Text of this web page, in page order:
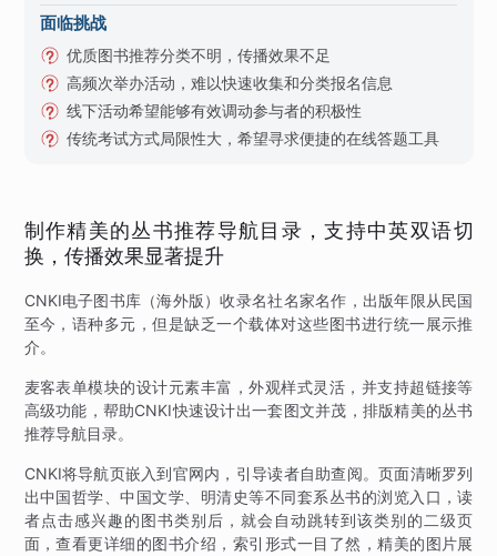
面临挑战
优质图书推荐分类不明，传播效果不足
高频次举办活动，难以快速收集和分类报名信息
线下活动希望能够有效调动参与者的积极性
传统考试方式局限性大，希望寻求便捷的在线答题工具
制作精美的丛书推荐导航目录，支持中英双语切
换，传播效果显著提升
CNKI电子图书库（海外版）收录名社名家名作，出版年限从民国
至今，语种多元，但是缺乏一个载体对这些图书进行统一展示推
介。
麦客表单模块的设计元素丰富，外观样式灵活，并支持超链接等
高级功能，帮助CNKI快速设计出一套图文并茂，排版精美的丛书
推荐导航目录。
CNKI将导航页嵌入到官网内，引导读者自助查阅。页面清晰罗列
出中国哲学、中国文学、明清史等不同套系丛书的浏览入口，读
者点击感兴趣的图书类别后，就会自动跳转到该类别的二级页
面，查看更详细的图书介绍，索引形式一目了然，精美的图片展